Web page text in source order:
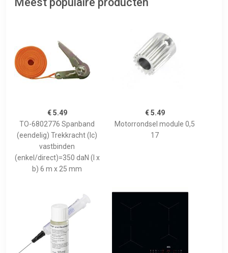
€ 5.49
TO-6802776 Spanband
(eendelig) Trekkracht (lc)
vastbinden
(enkel/direct)=350 daN (l x
b) 6 m x 25 mm
€ 5.49
Motorrondsel module 0,5
17